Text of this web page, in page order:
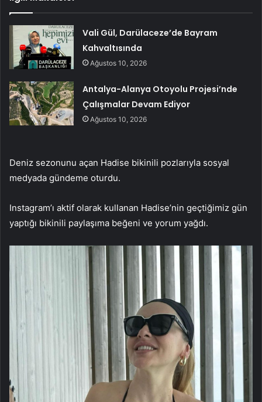
Vali Gül, Darülaceze’de Bayram
Kahvaltısında
Ağustos 10, 2026
Antalya-Alanya Otoyolu Projesi’nde
Çalışmalar Devam Ediyor
Ağustos 10, 2026
Deniz sezonunu açan Hadise bikinili pozlarıyla sosyal
medyada gündeme oturdu.
Instagram’ı aktif olarak kullanan Hadise’nin geçtiğimiz gün
yaptığı bikinili paylaşıma beğeni ve yorum yağdı.